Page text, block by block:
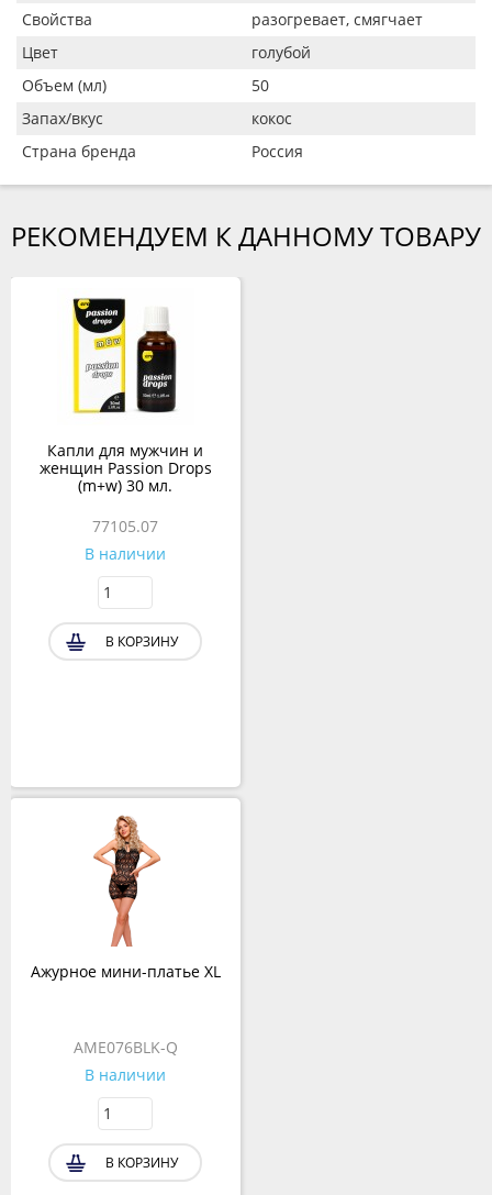
Свойства
разогревает, смягчает
Цвет
голубой
Объем (мл)
50
Запах/вкус
кокос
Страна бренда
Россия
РЕКОМЕНДУЕМ К ДАННОМУ ТОВАРУ
Капли для мужчин и
женщин Passion Drops
(m+w) 30 мл.
77105.07
В наличии
В КОРЗИНУ
Ажурное мини-платье XL
AME076BLK-Q
В наличии
В КОРЗИНУ